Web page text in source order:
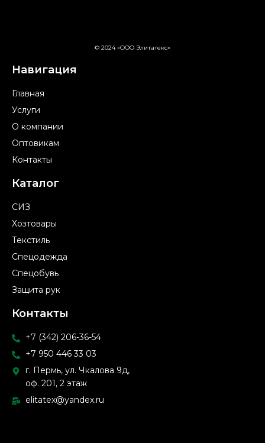
© 2024 «ООО Элитатекс»
Навигация
Главная
Услуги
О компании
Оптовикам
Контакты
Каталог
СИЗ
Хозтовары
Текстиль
Спецодежда
Спецобувь
Защита рук
Контакты
+7 (342) 206-36-54
+7 950 446 33 03
г. Пермь, ул. Чкалова 9д,
оф. 201, 2 этаж
elitatex@yandex.ru